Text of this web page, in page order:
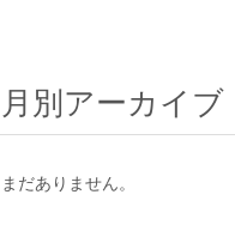
月別アーカイブ
まだありません。